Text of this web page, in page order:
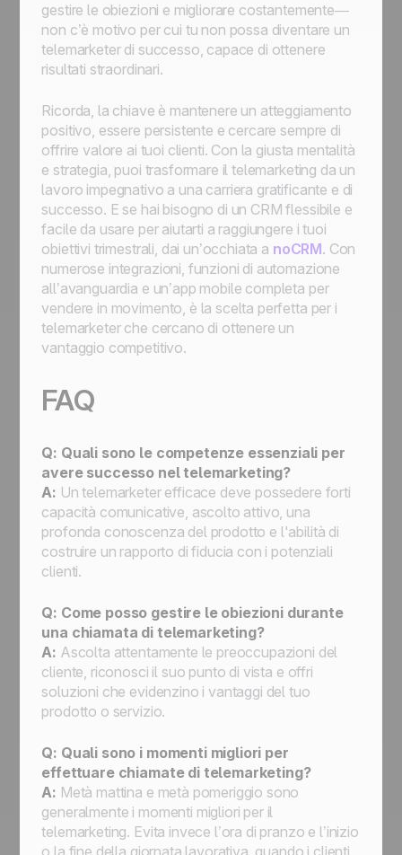
gestire le obiezioni e migliorare costantemente—
non c’è motivo per cui tu non possa diventare un
telemarketer di successo, capace di ottenere
risultati straordinari.
Ricorda, la chiave è mantenere un atteggiamento
positivo, essere persistente e cercare sempre di
offrire valore ai tuoi clienti. Con la giusta mentalità
e strategia, puoi trasformare il telemarketing da un
lavoro impegnativo a una carriera gratificante e di
successo. E se hai bisogno di un CRM flessibile e
facile da usare per aiutarti a raggiungere i tuoi
obiettivi trimestrali, dai un’occhiata a noCRM. Con
numerose integrazioni, funzioni di automazione
all’avanguardia e un’app mobile completa per
vendere in movimento, è la scelta perfetta per i
telemarketer che cercano di ottenere un
vantaggio competitivo.
FAQ
Q: Quali sono le competenze essenziali per
avere successo nel telemarketing?
A: Un telemarketer efficace deve possedere forti
capacità comunicative, ascolto attivo, una
profonda conoscenza del prodotto e l'abilità di
costruire un rapporto di fiducia con i potenziali
clienti.
Q: Come posso gestire le obiezioni durante
una chiamata di telemarketing?
A: Ascolta attentamente le preoccupazioni del
cliente, riconosci il suo punto di vista e offri
soluzioni che evidenzino i vantaggi del tuo
prodotto o servizio.
Q: Quali sono i momenti migliori per
effettuare chiamate di telemarketing?
A: Metà mattina e metà pomeriggio sono
generalmente i momenti migliori per il
telemarketing. Evita invece l’ora di pranzo e l’inizio
o la fine della giornata lavorativa, quando i clienti